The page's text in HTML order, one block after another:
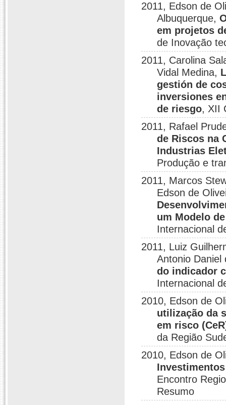
2011, Edson de
Albuquerque,
em projetos
de Inovação
2011, Carolina
Vidal Medina,
gestión de
inversiones
de riesgo, XII
2011, Rafael
de Riscos na
Industrias
Produção e
2011, Marcos
Edson de
um Modelo
Internacional
2011, Luiz
Antonio
do indicador
Internacional
2010, Edson de
utilização da
em risco
da Região
2010, Edson de
Encontro
Resumo